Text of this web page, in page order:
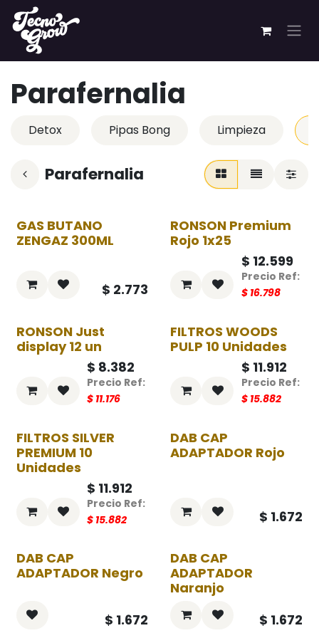
Ir al contenido
Parafernalia
Detox Pipas Bong Limpieza
Parafernalia
GAS BUTANO
ZENGAZ 300ML
$ 2.773
-25%
RONSON Premium
Rojo 1x25
$ 12.599
$ 16.798
RONSON Just
display 12 un
$ 8.382
$ 11.176
-25%
FILTROS WOODS
PULP 10 Unidades
$ 11.912
$ 15.882
FILTROS SILVER
PREMIUM 10
Unidades
$ 11.912
$ 15.882
DAB CAP
ADAPTADOR Rojo
$ 1.672
DAB CAP
ADAPTADOR Negro
$ 1.672
DAB CAP
ADAPTADOR
Naranjo
$ 1.672